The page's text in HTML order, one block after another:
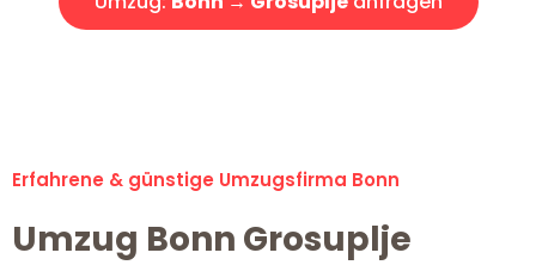
Erfahrene & günstige Umzugsfirma Bonn
Umzug Bonn Grosuplje